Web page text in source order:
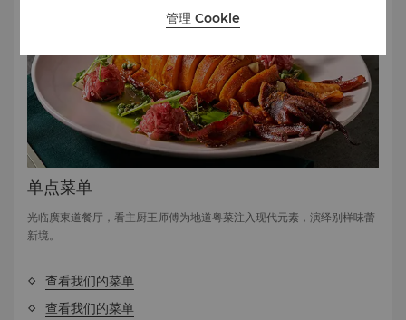
单点菜单
光临廣東道餐厅，看主厨王师傅为地道粤菜注入现代元素，演绎别样味蕾
新境。
查看我们的菜单
查看我们的菜单
管理 Cookie